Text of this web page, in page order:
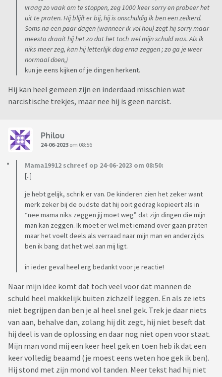
vraag zo vaak om te stoppen, zeg 1000 keer sorry en probeer het
uit te praten. Hij blijft er bij, hij is onschuldig ik ben een zeikerd.
Soms na een paar dagen (wanneer ik vol hou) zegt hij sorry maar
meesta draait hij het zo dat het toch wel mijn schuld was. Als ik
niks meer zeg, kan hij letterlijk dag erna zeggen ; zo ga je weer
normaal doen,)
kun je eens kijken of je dingen herkent.
Hij kan heel gemeen zijn en inderdaad misschien wat
narcistische trekjes, maar nee hij is geen narcist.
Philou
24-06-2023 om 08:56
Mama19912 schreef op 24-06-2023 om 08:50:
[..]
je hebt gelijk, schrik er van. De kinderen zien het zeker want
merk zeker bij de oudste dat hij ooit gedrag kopieert als in
“nee mama niks zeggen jij moet weg” dat zijn dingen die mijn
man kan zeggen. Ik moet er wel met iemand over gaan praten
maar het voelt deels als verraad naar mijn man en anderzijds
ben ik bang dat het wel aan mij ligt.
in ieder geval heel erg bedankt voor je reactie!
Naar mijn idee komt dat toch veel voor dat mannen de
schuld heel makkelijk buiten zichzelf leggen. En als ze iets
niet begrijpen dan ben je al heel snel gek. Trek je daar niets
van aan, behalve dan, zolang hij dit zegt, hij niet beseft dat
hij deel is van de oplossing en daar nog niet open voor staat.
Mijn man vond mij een keer heel gek en toen heb ik dat een
keer volledig beaamd (je moest eens weten hoe gek ik ben).
Hij stond met zijn mond vol tanden. Meer tekst had hij niet